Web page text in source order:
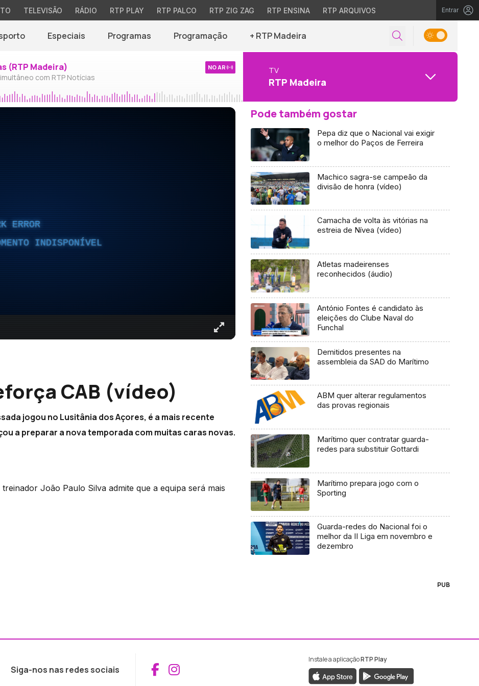
TELEVISÃO RÁDIO RTP PLAY RTP PALCO RTP ZIG ZAG RTP ENSINA RTP ARQUIVOS Entrar
Especiais Programas Programação + RTP Madeira
(RTP Madeira)
com RTP Notícias
NO AR TV
RTP Madeira
ERROR
INDISPONÍVEL
CAB (vídeo)
jogou no Lusitânia dos Açores, é a mais recente
a preparar a nova temporada com muitas caras novas.
João Paulo Silva admite que a equipa será mais
Pode também gostar
Pepa diz que o Nacional vai exigir
o melhor do Paços de Ferreira
Machico sagra-se campeão da
divisão de honra (vídeo)
Camacha de volta às vitórias na
estreia de Nívea (vídeo)
Atletas madeirenses
reconhecidos (áudio)
António Fontes é candidato às
eleições do Clube Naval do
Funchal
Demitidos presentes na
assembleia da SAD do Marítimo
ABM quer alterar regulamentos
das provas regionais
Marítimo quer contratar guarda-
redes para substituir Gottardi
Marítimo prepara jogo com o
Sporting
Guarda-redes do Nacional foi o
melhor da II Liga em novembro e
dezembro
PUB
Siga-nos nas redes sociais Aceder ao Facebook da RTP Madeira
Aceder ao Instagram da RTP Madeira
Instale a aplicaçãoRTP Play